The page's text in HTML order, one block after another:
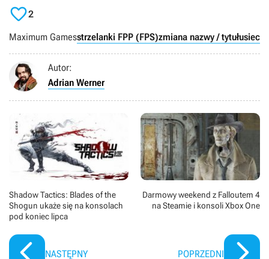
2
Maximum Gamesstrzelanki FPP (FPS)zmiana nazwy / tytułu
Autor:
Adrian Werner
Shadow Tactics: Blades of the
Shogun ukaże się na konsolach
pod koniec lipca
NASTĘPNY
Darmowy weekend z Falloutem 4
na Steamie i konsoli Xbox One
POPRZEDNI